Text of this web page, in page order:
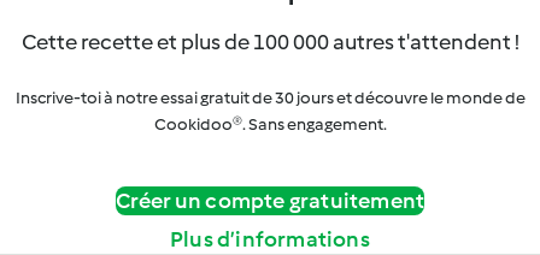
Cette recette et plus de 100 000 autres t'attendent !
Inscrive-toi à notre essai gratuit de 30 jours et découvre le monde de
Cookidoo®. Sans engagement.
Créer un compte gratuitement
Plus d’informations